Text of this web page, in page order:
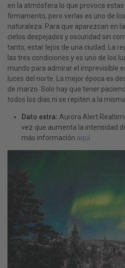
en la atmósfera lo que provoca estas
firmamento, pero verlas es uno de
naturaleza. Para que aparezcan en
cielos despejados y oscuridad sin
tanto, estar lejos de una ciudad. La
las tres condiciones y es uno de los
mundo para admirar el imprevisible
luces del norte. La mejor época es
de marzo. Solo hay que tener
todos los días ni se repiten a la
Dato extra: Aurora Alert
vez que aumenta la intensidad
más información aquí